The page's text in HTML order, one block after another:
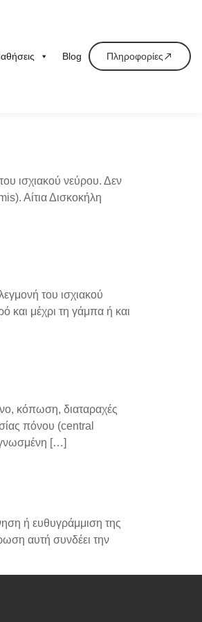
Blog Πληροφορίες
ισχιακού νεύρου. Δεν
Αίτια Δισκοκήλη
του ισχιακού
και μέχρι τη γάμπα ή και
κόπωση, διαταραχές
πόνου (central
[…]
ή ευθυγράμμιση της
αυτή συνδέει την